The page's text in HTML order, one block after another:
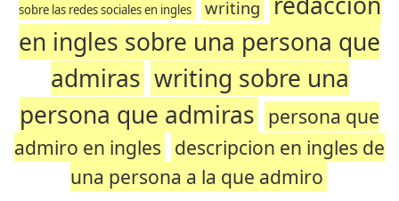
sobre las redes sociales en ingles writing
en ingles sobre una persona que
admiras writing sobre una
persona que admiras persona que
admiro en ingles descripcion en ingles de
una persona a la que admiro